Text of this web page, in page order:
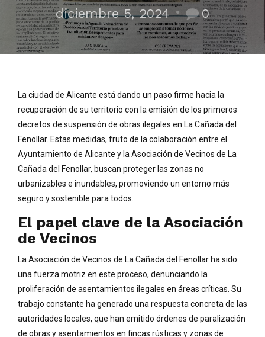
diciembre 5, 2024 0
La ciudad de Alicante está dando un paso firme hacia la
recuperación de su territorio con la emisión de los primeros
decretos de suspensión de obras ilegales en La Cañada del
Fenollar. Estas medidas, fruto de la colaboración entre el
Ayuntamiento de Alicante y la Asociación de Vecinos de La
Cañada del Fenollar, buscan proteger las zonas no
urbanizables e inundables, promoviendo un entorno más
seguro y sostenible para todos.
El papel clave de la Asociación
de Vecinos
La Asociación de Vecinos de La Cañada del Fenollar ha sido
una fuerza motriz en este proceso, denunciando la
proliferación de asentamientos ilegales en áreas críticas. Su
trabajo constante ha generado una respuesta concreta de las
autoridades locales, que han emitido órdenes de paralización
de obras y asentamientos en fincas rústicas y zonas de